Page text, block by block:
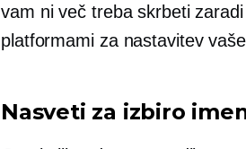
vam ni več treba skrbeti
platformami za nastavitev
Nasveti za izbiro